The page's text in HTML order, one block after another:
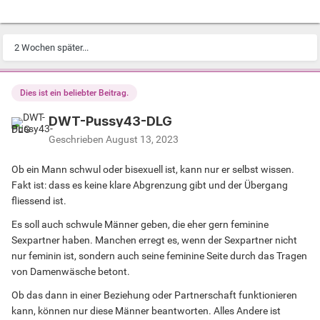
2 Wochen später...
Dies ist ein beliebter Beitrag.
DWT-Pussy43-DLG
Geschrieben August 13, 2023
Ob ein Mann schwul oder bisexuell ist, kann nur er selbst wissen.
Fakt ist: dass es keine klare Abgrenzung gibt und der Übergang
fliessend ist.
Es soll auch schwule Männer geben, die eher gern feminine
Sexpartner haben. Manchen erregt es, wenn der Sexpartner nicht
nur feminin ist, sondern auch seine feminine Seite durch das Tragen
von Damenwäsche betont.
Ob das dann in einer Beziehung oder Partnerschaft funktionieren
kann, können nur diese Männer beantworten. Alles Andere ist